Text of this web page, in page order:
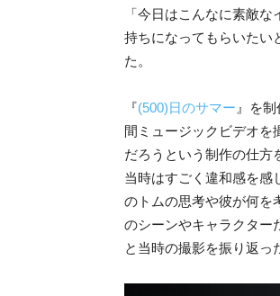
「今日はこんなに素敵
持ちになってもらいたい
た。
『(500)日のサマー 』を
間ミュージックビデオを
だろうという制作の仕方
当時はすごく違和感を感
のトムの思考や彼が何を
のシーンやキャラクター
と当時の撮影を振り返っ